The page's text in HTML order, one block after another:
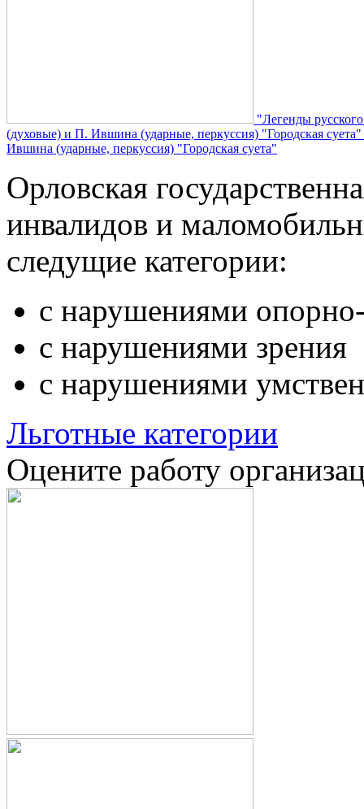
"Легенды
(духовые) и П. Ившина (ударные, перкуссия) "Городская суета"
Ившина (ударные, перкуссия) "Городская суета"
Орловская
инвалидов и
следущие категории:
с нарушениями опорно-
с нарушениями зрения
с нарушениями
Льготные категории
Оцените работу